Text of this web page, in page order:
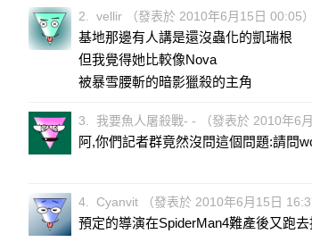
2. vellir （發表於 2010年6月15日 00:05）
基地那邊有人講是還沒蟲化的凱瑞根
但我覺得她比較像Nova
被暴雪腰斬的暗影獵殺的主角
3. 我要魚人屠殺戰- - （發表於 2010年6
阿,你們記者群竟然沒問這個問題:請問
4. Cyanvit （發表於 2010年6月15日
預定的導演在SpiderMan4難產後又跑